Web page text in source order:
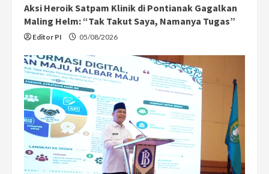
Aksi Heroik Satpam Klinik di Pontianak Gagalkan
Maling Helm: “Tak Takut Saya, Namanya Tugas”
Editor PI 05/08/2026